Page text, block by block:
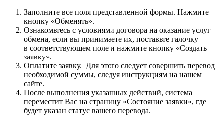
Заполните все поля представленной формы. Нажмите
кнопку «Обменять».
Ознакомьтесь с условиями договора на оказание услуг
обмена, если вы принимаете их, поставьте галочку
в соответствующем поле и нажмите кнопку «Создать
заявку».
Оплатите заявку. Для этого следует совершить перевод
необходимой суммы, следуя инструкциям на нашем
сайте.
После выполнения указанных действий, система
переместит Вас на страницу «Состояние заявки», где
будет указан статус вашего перевода.